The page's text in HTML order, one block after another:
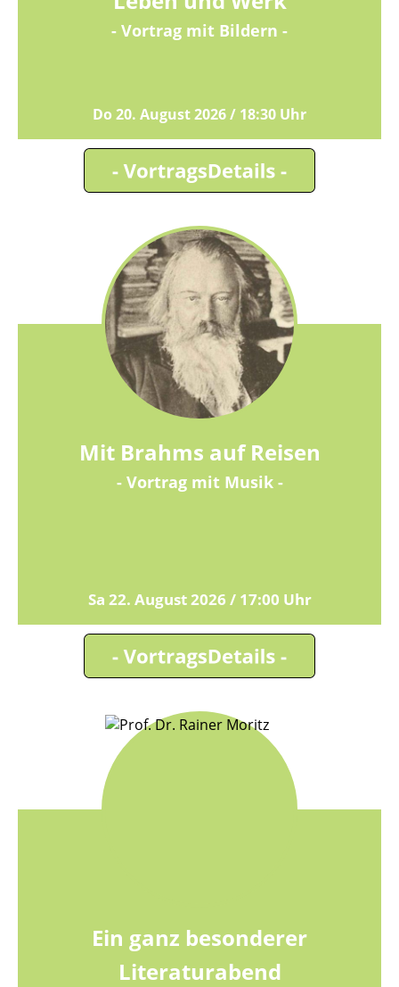
- Vortrag mit Bildern -
Do 20. August 2026 / 18:30 Uhr
Mit Brahms auf Reisen
- Vortrag mit Musik -
Sa 22. August 2026 / 17:00 Uhr
Ein ganz besonderer
Literaturabend